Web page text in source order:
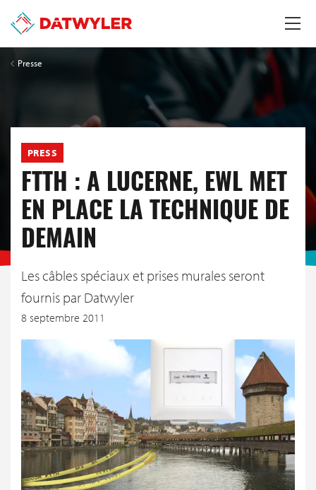
Presse
PRESS
FTTH : A LUCERNE, EWL MET
EN PLACE LA TECHNIQUE DE
DEMAIN
Les câbles spéciaux et prises murales seront
fournis par Datwyler
8 septembre 2011